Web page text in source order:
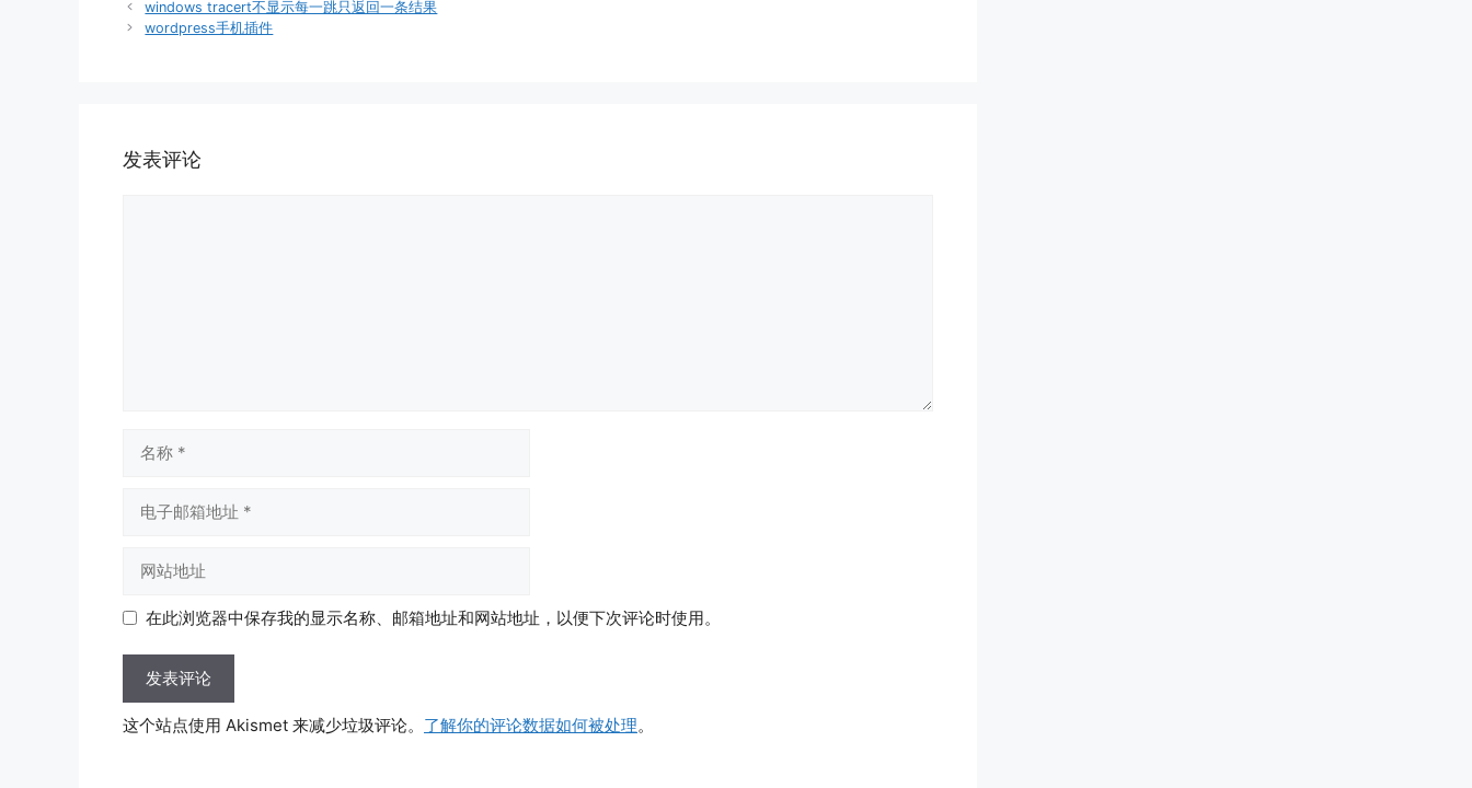
签
windows tracert不显示每一跳只返回一条结果
wordpress手机插件
发表评论
址
地
址
在此浏览器中保存我的显示名称、邮箱地址和网站地址，以便下次评论时使用。
这个站点使用 Akismet 来减少垃圾评论。 了解你的评论数据如何被处理。